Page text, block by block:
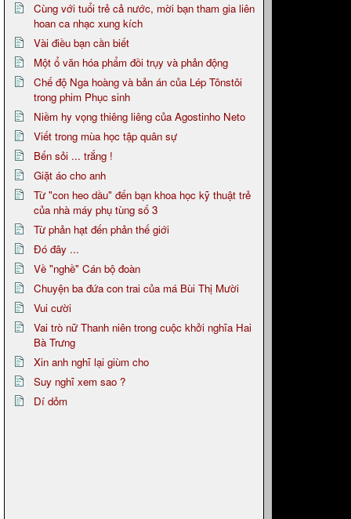
Cùng với tuổi trẻ cả nước, mời bạn tham gia liên
hoan ca nhạc xung kích
Vài điều bạn cần biết
Một ổ văn hóa phẩm đồi trụy và phản động
Chế độ Nga hoàng và bản án của Lép Tônstôi
trong phim Phục sinh
Niềm hy vọng thiêng liêng của Agostinho Neto
Viết trong mùa học tập quân sự
Bến sỏi ... trắng !
Giặt áo cho anh
Từ "con heo dầu" đến bạn khoa học kỹ thuật trẻ
của nhà máy phụ tùng số 3
Từ phản hạt đến phản thế giới
Đó đây ...
Về "nghề" Cán bộ đoàn
Chuyện ba đứa con trai của má Bùi Thị Mười
Vui cười
Vai trò nữ Thanh niên trong cuộc khởi nghĩa Hai
Bà Trưng
Xin anh nghĩ lại giùm cho
Suy nghĩ xem sao ?
Dí dỏm